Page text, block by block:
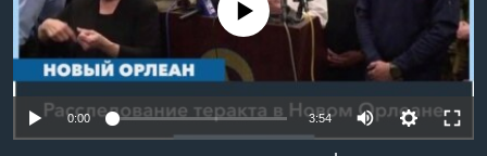
Learning English
No media source currently available
0:00 3:54 Auto